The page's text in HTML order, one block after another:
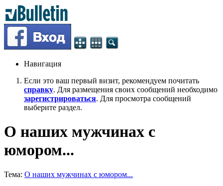
Навигация
Если это ваш первый визит, рекомендуем почитать
справку. Для размещения своих сообщений необходимо
зарегистрироваться. Для просмотра сообщений
выберите раздел.
О наших мужчинах с
юмором...
Тема: О наших мужчинах с юмором...